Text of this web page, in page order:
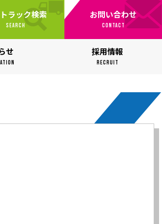
ラック検索
SEARCH
お問い合わせ
CONTACT
せ 採用情報
RECRUIT